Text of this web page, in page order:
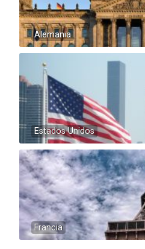
Alemania
Estados Unidos
Francia